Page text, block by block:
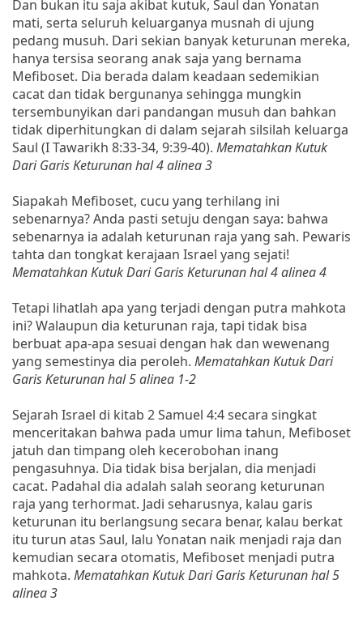
Dan bukan itu saja akibat kutuk, Saul dan Yonatan
mati, serta seluruh keluarganya musnah di ujung
pedang musuh. Dari sekian banyak keturunan mereka,
hanya tersisa seorang anak saja yang bernama
Mefiboset. Dia berada dalam keadaan sedemikian
cacat dan tidak bergunanya sehingga mungkin
tersembunyikan dari pandangan musuh dan bahkan
tidak diperhitungkan di dalam sejarah silsilah keluarga
Saul (I Tawarikh 8:33-34, 9:39-40). Mematahkan Kutuk
Dari Garis Keturunan hal 4 alinea 3
Siapakah Mefiboset, cucu yang terhilang ini
sebenarnya? Anda pasti setuju dengan saya: bahwa
sebenarnya ia adalah keturunan raja yang sah. Pewaris
tahta dan tongkat kerajaan Israel yang sejati!
Mematahkan Kutuk Dari Garis Keturunan hal 4 alinea 4
Tetapi lihatlah apa yang terjadi dengan putra mahkota
ini? Walaupun dia keturunan raja, tapi tidak bisa
berbuat apa-apa sesuai dengan hak dan wewenang
yang semestinya dia peroleh. Mematahkan Kutuk Dari
Garis Keturunan hal 5 alinea 1-2
Sejarah Israel di kitab 2 Samuel 4:4 secara singkat
menceritakan bahwa pada umur lima tahun, Mefiboset
jatuh dan timpang oleh kecerobohan inang
pengasuhnya. Dia tidak bisa berjalan, dia menjadi
cacat. Padahal dia adalah salah seorang keturunan
raja yang terhormat. Jadi seharusnya, kalau garis
keturunan itu berlangsung secara benar, kalau berkat
itu turun atas Saul, lalu Yonatan naik menjadi raja dan
kemudian secara otomatis, Mefiboset menjadi putra
mahkota. Mematahkan Kutuk Dari Garis Keturunan hal 5
alinea 3